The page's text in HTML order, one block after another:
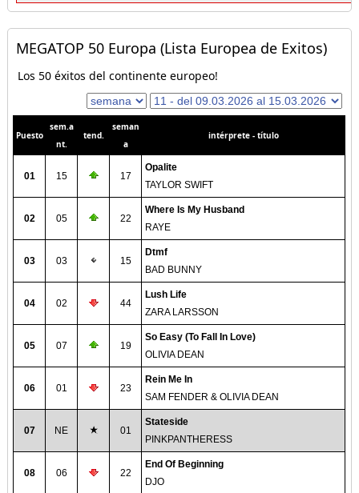
MEGATOP 50 Europa (Lista Europea de Exitos)
Los 50 éxitos del continente europeo!
Puesto
sem.a
nt.
tend.
seman
a
intérprete - título
01 15 17
Opalite
TAYLOR SWIFT
02 05 22
Where Is My Husband
RAYE
03 03 15
Dtmf
BAD BUNNY
04 02 44
Lush Life
ZARA LARSSON
05 07 19
So Easy (To Fall In Love)
OLIVIA DEAN
06 01 23
Rein Me In
SAM FENDER & OLIVIA DEAN
07 NE 01
Stateside
PINKPANTHERESS
08 06 22
End Of Beginning
DJO